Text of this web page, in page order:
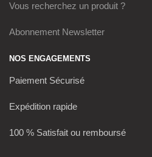
Vous recherchez un produit ?
Abonnement Newsletter
NOS ENGAGEMENTS
Paiement Sécurisé
Expédition rapide
100 % Satisfait ou remboursé